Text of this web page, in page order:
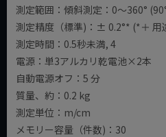
測定範囲：傾斜測定：0～360°
測定精度（標準)：± 0.2°* (*＋ 用
測定時間：0.5秒未満, 4
電源：単3アルカリ乾電池×2本
自動電源オフ：5 分
質量、約：0.2 kg
測定単位：m/cm
メモリー容量（件数)：30